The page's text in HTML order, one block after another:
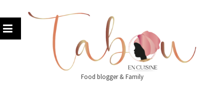
to
content
Food blogger & Family